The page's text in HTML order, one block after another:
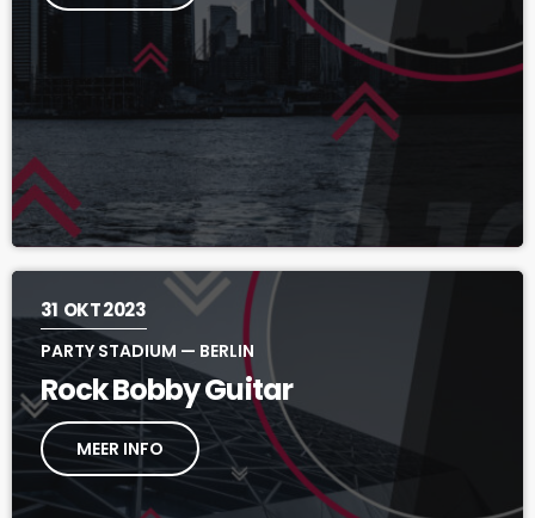
31 OKT 2023
PARTY STADIUM — BERLIN
Rock Bobby Guitar
MEER INFO